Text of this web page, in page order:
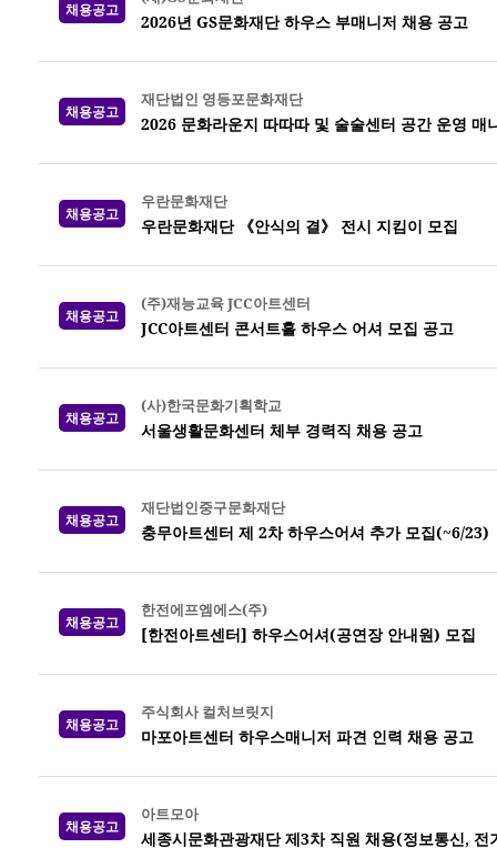
채용공고
2026년 GS문화재단 하우스 부매니저 채용 공고
채용공고
재단법인 영등포문화재단
2026 문화라운지 따따따 및 술술센터 공간 운영 매
채용공고
우란문화재단
우란문화재단 《안식의 결》 전시 지킴이 모집
채용공고
(주)재능교육 JCC아트센터
JCC아트센터 콘서트홀 하우스 어셔 모집 공고
채용공고
(사)한국문화기획학교
서울생활문화센터 체부 경력직 채용 공고
채용공고
재단법인중구문화재단
충무아트센터 제 2차 하우스어셔 추가 모집(~6/23)
채용공고
한전에프엠에스(주)
[한전아트센터] 하우스어셔(공연장 안내원) 모집
채용공고
주식회사 컬처브릿지
마포아트센터 하우스매니저 파견 인력 채용 공고
채용공고
아트모아
세종시문화관광재단 제3차 직원 채용(정보통신,